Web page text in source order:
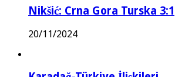
Nikšić: Crna Gora Turska 3:1
20/11/2024